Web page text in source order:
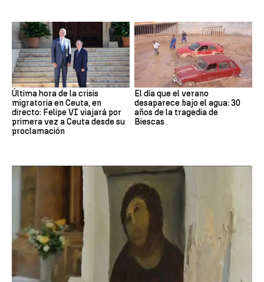
Última hora de la crisis
migratoria en Ceuta, en
directo: Felipe VI viajará por
primera vez a Ceuta desde su
proclamación
El día que el verano
desaparece bajo el agua: 30
años de la tragedia de
Biescas